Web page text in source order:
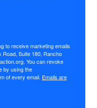
to receive marketing emails
Road, Suite 180, Rancho
You can revoke
by using the
of every email. Emails are